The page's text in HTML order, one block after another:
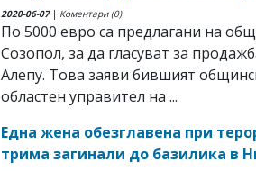
2020-06-07| Коментари (0)
По 5000 евро са предлагани на
Созопол, за да гласуват за
Алепу. Това заяви бившият
областен управител на ...
Една жена обезглавена при
трима загинали до базилика в